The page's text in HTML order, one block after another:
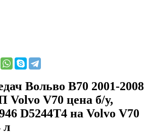
Вольво В70 2001-2008
Volvo V70 цена б/у,
D5244T4 на Volvo V70
л